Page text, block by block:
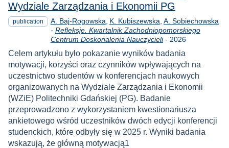
Wydziale Zarządzania i Ekonomii PG
publication A. Baj-Rogowska K. Kubiszewska A. Sobiechowska
- Refleksje. Kwartalnik Zachodniopomorskiego
Centrum Doskonalenia Nauczycieli- Year
2026
Celem artykułu było pokazanie wyników badania
motywacji, korzyści oraz czynników wpływających na
uczestnictwo studentów w konferencjach naukowych
organizowanych na Wydziale Zarządzania i Ekonomii
(WZiE) Politechniki Gdańskiej (PG). Badanie
przeprowadzono z wykorzystaniem kwestionariusza
ankietowego wśród uczestników dwóch edycji konferencji
studenckich, które odbyły się w 2025 r. Wyniki badania
wskazują, że główną motywacją1